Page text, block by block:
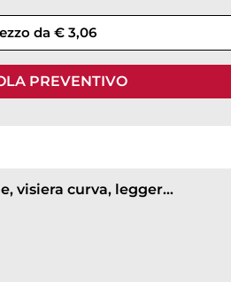
da € 3,06
PREVENTIVO
Cappellino Baseball X 100% cotone, visiera curva, leggero 100g